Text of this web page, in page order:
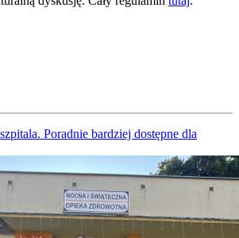
Poradnie bardziej dostępne dla